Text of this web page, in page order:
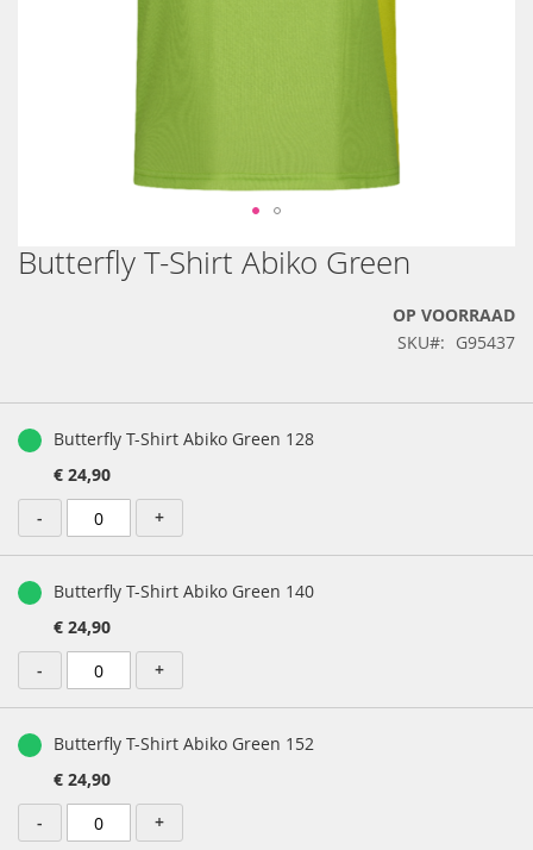
Ga
naar
afbeeldingen-
gallerij
Butterfly T-Shirt Abiko Green
OP VOORRAAD
SKU
G95437
productartikelen
Butterfly T-Shirt Abiko Green 128
€ 24,90
-
+
Butterfly T-Shirt Abiko Green 140
€ 24,90
-
+
Butterfly T-Shirt Abiko Green 152
€ 24,90
-
+